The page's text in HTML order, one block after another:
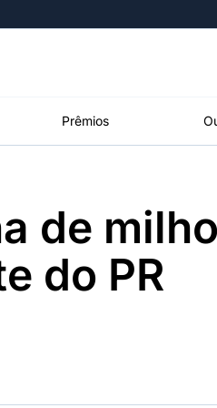
Prêmios
de milho
do PR